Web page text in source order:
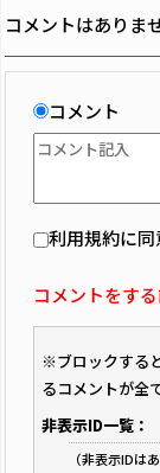
コメントはありま
コメント
利用規約に同
コメントをす
※ブロックする
るコメントが全
非表示ID一覧：
（非表示IDは